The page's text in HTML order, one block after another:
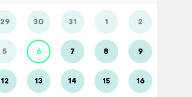
29 30 31 1 2
5 6 7 8 9
12 13 14 15 16